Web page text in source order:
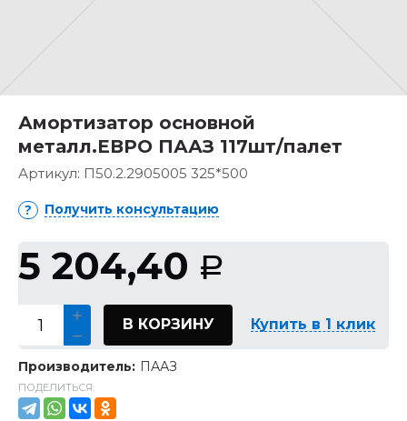
Амортизатор основной
металл.ЕВРО ПААЗ 117шт/палет
Артикул: П50.2.2905005 325*500
Получить консультацию
5 204,40 Р
В КОРЗИНУ Купить в 1 клик
Производитель: ПААЗ
ПОДЕЛИТЬСЯ: